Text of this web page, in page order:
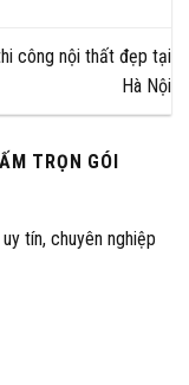
công nội thất đẹp tại
Hà Nội
TRỌN GÓI
tín, chuyên nghiệp